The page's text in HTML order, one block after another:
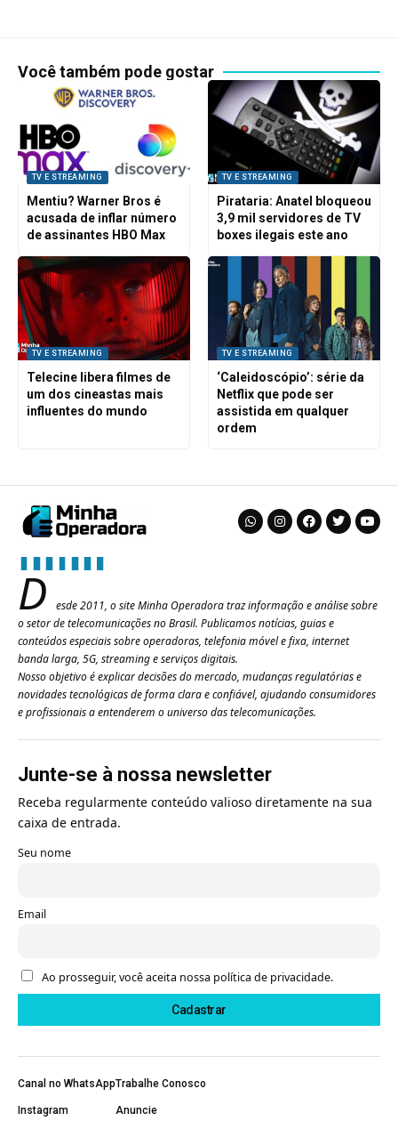
Você também pode gostar
TV E STREAMING
Mentiu? Warner Bros é
acusada de inflar número
de assinantes HBO Max
TV E STREAMING
Pirataria: Anatel bloqueou
3,9 mil servidores de TV
boxes ilegais este ano
TV E STREAMING
Telecine libera filmes de
um dos cineastas mais
influentes do mundo
TV E STREAMING
‘Caleidoscópio’: série da
Netflix que pode ser
assistida em qualquer
ordem
D
esde 2011, o site Minha Operadora traz informação e análise sobre
o setor de telecomunicações no Brasil. Publicamos notícias, guias e
conteúdos especiais sobre operadoras, telefonia móvel e fixa, internet
banda larga, 5G, streaming e serviços digitais.
Nosso objetivo é explicar decisões do mercado, mudanças regulatórias e
novidades tecnológicas de forma clara e confiável, ajudando consumidores
e profissionais a entenderem o universo das telecomunicações.
Junte-se à nossa newsletter
Receba regularmente conteúdo valioso diretamente na sua
caixa de entrada.
Seu nome
Email
Ao prosseguir, você aceita nossa política de privacidade.
Canal no WhatsApp
Instagram
Trabalhe Conosco
Anuncie